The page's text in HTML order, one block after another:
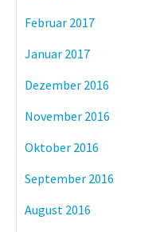
Februar 2017
Januar 2017
Dezember 2016
November 2016
Oktober 2016
September 2016
August 2016